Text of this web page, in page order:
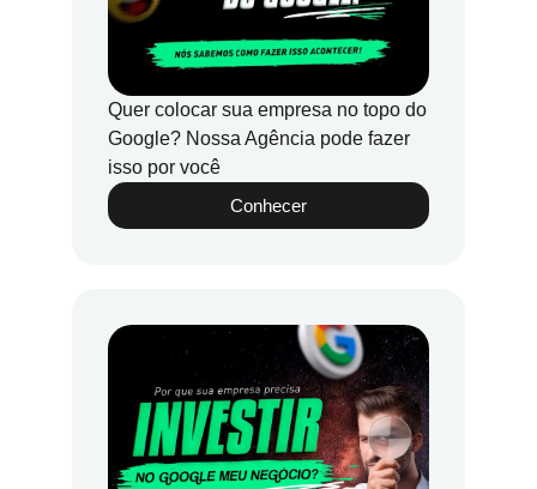
Quer colocar sua empresa no topo do
Google? Nossa Agência pode fazer
isso por você
Conhecer